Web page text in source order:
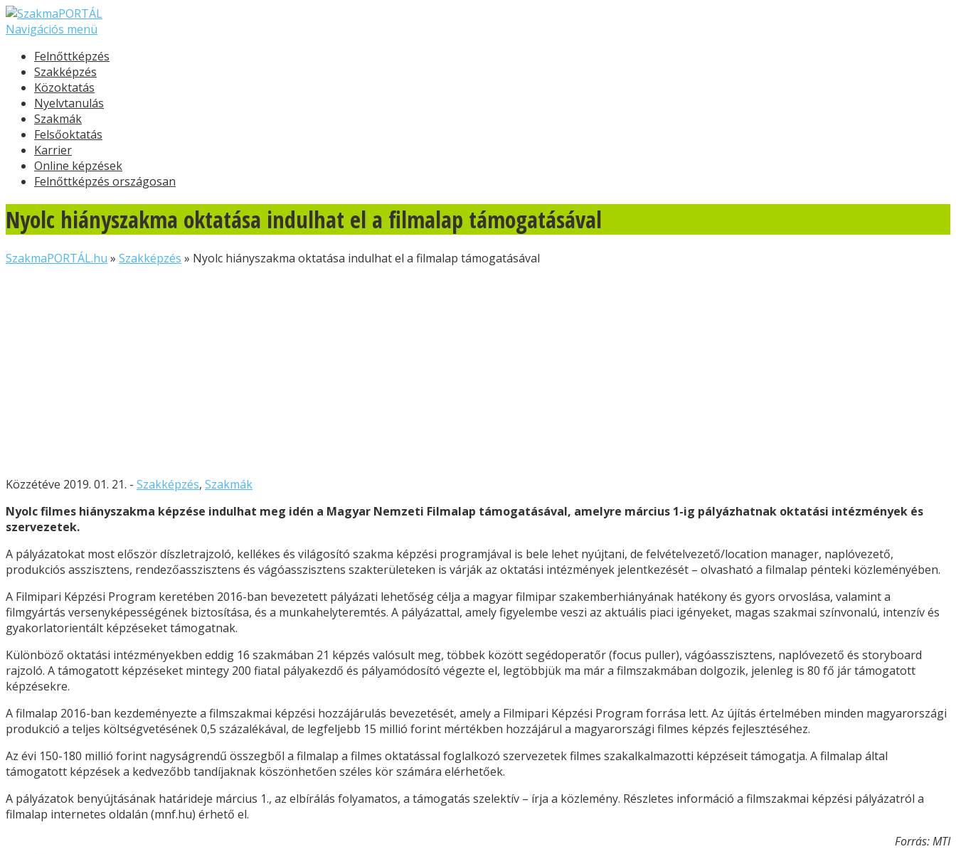
Navigációs menü
Felnőttképzés
Szakképzés
Közoktatás
Nyelvtanulás
Szakmák
Felsőoktatás
Karrier
Online képzések
Felnőttképzés országosan
Nyolc hiányszakma oktatása indulhat el a filmalap támogatásával
SzakmaPORTÁL.hu » Szakképzés » Nyolc hiányszakma oktatása indulhat el a filmalap támogatásával
Közzétéve 2019. 01. 21. - Szakképzés, Szakmák
Nyolc filmes hiányszakma képzése indulhat meg idén a Magyar Nemzeti Filmalap támogatásával, amelyre március 1-ig pályázhatnak oktatási intézmények és
szervezetek.
A pályázatokat most először díszletrajzoló, kellékes és világosító szakma képzési programjával is bele lehet nyújtani, de felvételvezető/location manager, naplóvezető,
produkciós asszisztens, rendezőasszisztens és vágóasszisztens szakterületeken is várják az oktatási intézmények jelentkezését – olvasható a filmalap pénteki közleményében.
A Filmipari Képzési Program keretében 2016-ban bevezetett pályázati lehetőség célja a magyar filmipar szakemberhiányának hatékony és gyors orvoslása, valamint a
filmgyártás versenyképességének biztosítása, és a munkahelyteremtés. A pályázattal, amely figyelembe veszi az aktuális piaci igényeket, magas szakmai színvonalú, intenzív és
gyakorlatorientált képzéseket támogatnak.
Különböző oktatási intézményekben eddig 16 szakmában 21 képzés valósult meg, többek között segédoperatőr (focus puller), vágóasszisztens, naplóvezető és storyboard
rajzoló. A támogatott képzéseket mintegy 200 fiatal pályakezdő és pályamódosító végezte el, legtöbbjük ma már a filmszakmában dolgozik, jelenleg is 80 fő jár támogatott
képzésekre.
A filmalap 2016-ban kezdeményezte a filmszakmai képzési hozzájárulás bevezetését, amely a Filmipari Képzési Program forrása lett. Az újítás értelmében minden magyarországi
produkció a teljes költségvetésének 0,5 százalékával, de legfeljebb 15 millió forint mértékben hozzájárul a magyarországi filmes képzés fejlesztéséhez.
Az évi 150-180 millió forint nagyságrendű összegből a filmalap a filmes oktatással foglalkozó szervezetek filmes szakalkalmazotti képzéseit támogatja. A filmalap által
támogatott képzések a kedvezőbb tandíjaknak köszönhetően széles kör számára elérhetőek.
A pályázatok benyújtásának határideje március 1., az elbírálás folyamatos, a támogatás szelektív – írja a közlemény. Részletes információ a filmszakmai képzési pályázatról a
filmalap internetes oldalán (mnf.hu) érhető el.
Forrás: MTI